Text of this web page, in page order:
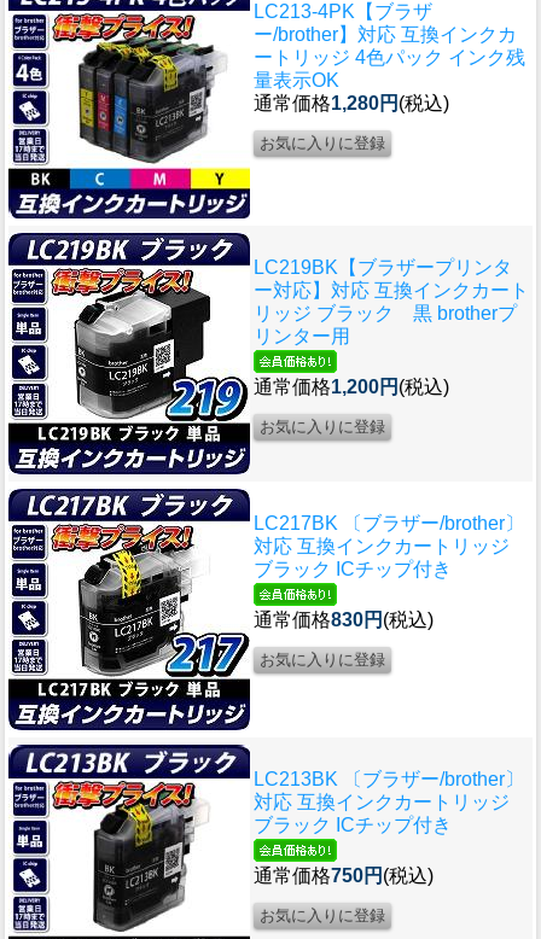
LC213-4PK【ブラザ
ー/brother】対応 互換インクカ
ートリッジ 4色パック インク残
量表示OK
通常価格1,280円 (税込)
LC219BK【ブラザープリンタ
ー対応】対応 互換インクカート
リッジ ブラック 黒 brotherプ
リンター用
通常価格1,200円 (税込)
LC217BK 〔ブラザー/brother〕
対応 互換インクカートリッジ
ブラック ICチップ付き
通常価格830円 (税込)
LC213BK 〔ブラザー/brother〕
対応 互換インクカートリッジ
ブラック ICチップ付き
通常価格750円 (税込)